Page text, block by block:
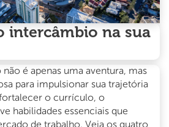
intercâmbio na sua
é apenas uma aventura, mas
para impulsionar sua trajetória
o currículo, o
habilidades essenciais que